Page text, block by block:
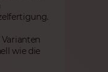
wie die